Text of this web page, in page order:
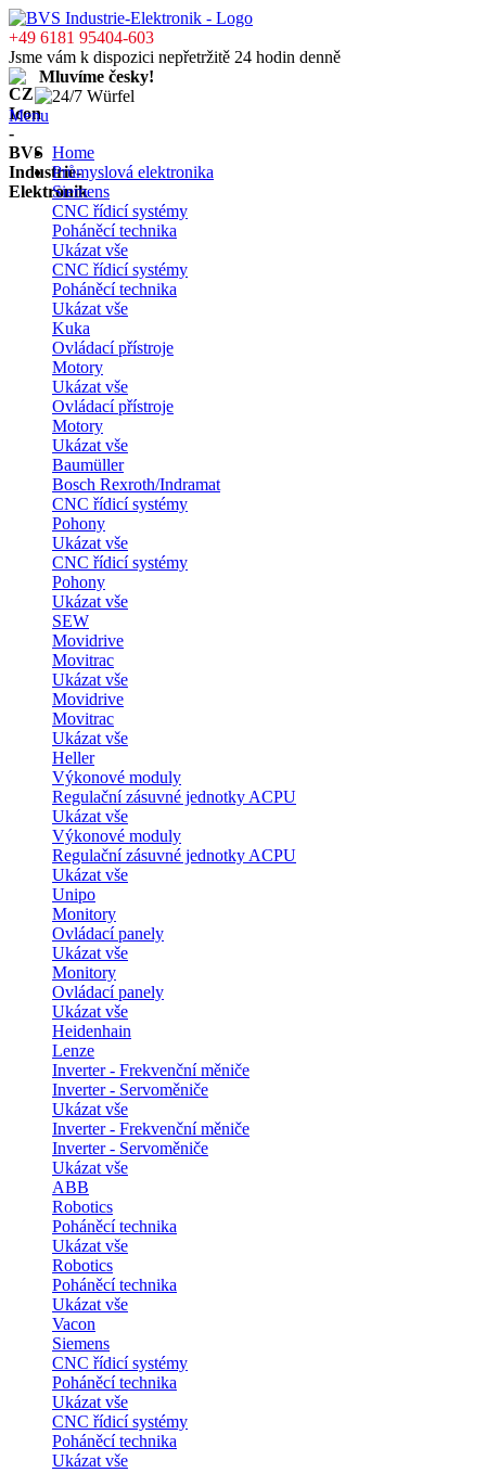
+49 6181 95404-603
Jsme vám k dispozici nepřetržitě 24 hodin denně
Mluvíme česky!
Menu
Home
Průmyslová elektronika
Siemens
CNC řídicí systémy
Poháněcí technika
Ukázat vše
CNC řídicí systémy
Poháněcí technika
Ukázat vše
Kuka
Ovládací přístroje
Motory
Ukázat vše
Ovládací přístroje
Motory
Ukázat vše
Baumüller
Bosch Rexroth/Indramat
CNC řídicí systémy
Pohony
Ukázat vše
CNC řídicí systémy
Pohony
Ukázat vše
SEW
Movidrive
Movitrac
Ukázat vše
Movidrive
Movitrac
Ukázat vše
Heller
Výkonové moduly
Regulační zásuvné jednotky ACPU
Ukázat vše
Výkonové moduly
Regulační zásuvné jednotky ACPU
Ukázat vše
Unipo
Monitory
Ovládací panely
Ukázat vše
Monitory
Ovládací panely
Ukázat vše
Heidenhain
Lenze
Inverter - Frekvenční měniče
Inverter - Servoměniče
Ukázat vše
Inverter - Frekvenční měniče
Inverter - Servoměniče
Ukázat vše
ABB
Robotics
Poháněcí technika
Ukázat vše
Robotics
Poháněcí technika
Ukázat vše
Vacon
Siemens
CNC řídicí systémy
Poháněcí technika
Ukázat vše
CNC řídicí systémy
Poháněcí technika
Ukázat vše